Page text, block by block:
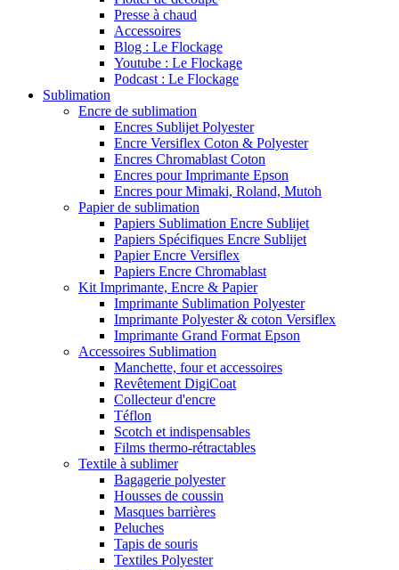
Presse à chaud
Accessoires
Blog : Le Flockage
Youtube : Le Flockage
Podcast : Le Flockage
Sublimation
Encre de sublimation
Encres Sublijet Polyester
Encre Versiflex Coton & Polyester
Encres Chromablast Coton
Encres pour Imprimante Epson
Encres pour Mimaki, Roland, Mutoh
Papier de sublimation
Papiers Sublimation Encre Sublijet
Papiers Spécifiques Encre Sublijet
Papier Encre Versiflex
Papiers Encre Chromablast
Kit Imprimante, Encre & Papier
Imprimante Sublimation Polyester
Imprimante Polyester & coton Versiflex
Imprimante Grand Format Epson
Accessoires Sublimation
Manchette, four et accessoires
Revêtement DigiCoat
Collecteur d'encre
Téflon
Scotch et indispensables
Films thermo-rétractables
Textile à sublimer
Bagagerie polyester
Housses de coussin
Masques barrières
Peluches
Tapis de souris
Textiles Polyester